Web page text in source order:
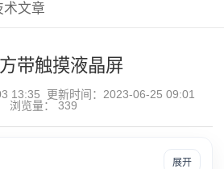
术文章
带触摸液晶屏
13:35 更新时间：2023-06-25 09:01
浏览量： 339
展开